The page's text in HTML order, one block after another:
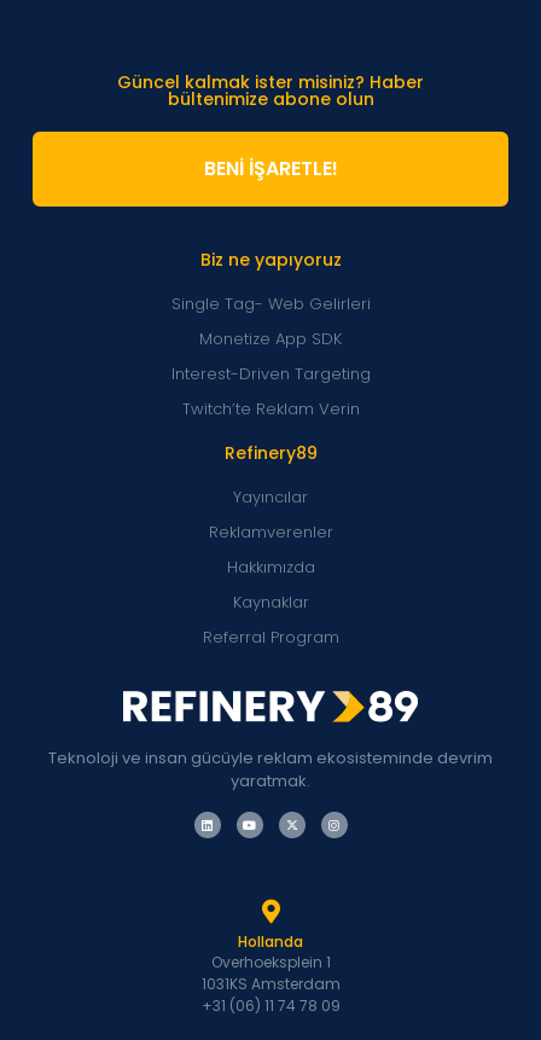
Teknoloji ve insan gücüyle reklam ekosisteminde devrim
yaratmak.
Refinery89
Yayıncılar
Reklamverenler
Hakkımızda
Kaynaklar
Referral Program
Biz ne yapıyoruz
Single Tag- Web Gelirleri
Monetize App SDK
Interest-Driven Targeting
Twitch’te Reklam Verin
Güncel kalmak ister misiniz? Haber
bültenimize abone olun
BENİ İŞARETLE!
Hollanda
Overhoeksplein 1
1031KS Amsterdam
+31 (06) 11 74 78 09